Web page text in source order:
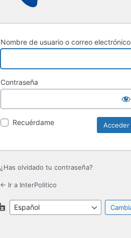
Nombre de usuario o correo electrónico
Contraseña
Recuérdame
¿Has olvidado tu contraseña?
← Ir a InterPolitico
Idioma